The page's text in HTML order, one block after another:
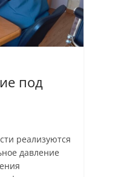
под
реализуются
давление